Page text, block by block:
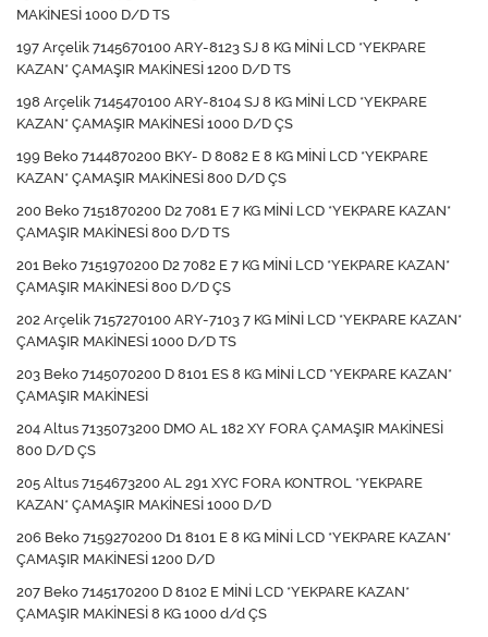
MAKİNESİ 1000 D/D TS
197 Arçelik 7145670100 ARY-8123 SJ 8 KG MİNİ LCD *YEKPARE
KAZAN* ÇAMAŞIR MAKİNESİ 1200 D/D TS
198 Arçelik 7145470100 ARY-8104 SJ 8 KG MİNİ LCD *YEKPARE
KAZAN* ÇAMAŞIR MAKİNESİ 1000 D/D ÇS
199 Beko 7144870200 BKY- D 8082 E 8 KG MİNİ LCD *YEKPARE
KAZAN* ÇAMAŞIR MAKİNESİ 800 D/D ÇS
200 Beko 7151870200 D2 7081 E 7 KG MİNİ LCD *YEKPARE KAZAN*
ÇAMAŞIR MAKİNESİ 800 D/D TS
201 Beko 7151970200 D2 7082 E 7 KG MİNİ LCD *YEKPARE KAZAN*
ÇAMAŞIR MAKİNESİ 800 D/D ÇS
202 Arçelik 7157270100 ARY-7103 7 KG MİNİ LCD *YEKPARE KAZAN*
ÇAMAŞIR MAKİNESİ 1000 D/D TS
203 Beko 7145070200 D 8101 ES 8 KG MİNİ LCD *YEKPARE KAZAN*
ÇAMAŞIR MAKİNESİ
204 Altus 7135073200 DMO AL 182 XY FORA ÇAMAŞIR MAKİNESİ
800 D/D ÇS
205 Altus 7154673200 AL 291 XYC FORA KONTROL *YEKPARE
KAZAN* ÇAMAŞIR MAKİNESİ 1000 D/D
206 Beko 7159270200 D1 8101 E 8 KG MİNİ LCD *YEKPARE KAZAN*
ÇAMAŞIR MAKİNESİ 1200 D/D
207 Beko 7145170200 D 8102 E MİNİ LCD *YEKPARE KAZAN*
ÇAMAŞIR MAKİNESİ 8 KG 1000 d/d ÇS